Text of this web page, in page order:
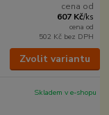
cena od
607 Kč/ks
cena od
502 Kč bez DPH
Zvolit variantu
Skladem v e-shopu